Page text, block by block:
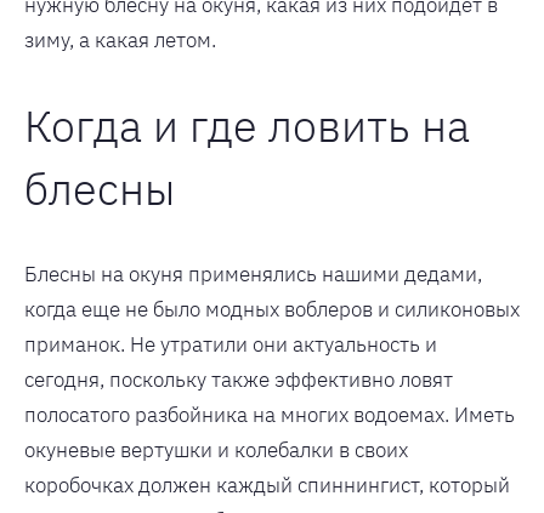
зиму, а какая летом.
Когда и где ловить на
блесны
Блесны на окуня применялись нашими дедами,
когда еще не было модных воблеров и силиконовых
приманок. Не утратили они актуальность и
сегодня, поскольку также эффективно ловят
полосатого разбойника на многих водоемах. Иметь
окуневые вертушки и колебалки в своих
коробочках должен каждый спиннингист, который